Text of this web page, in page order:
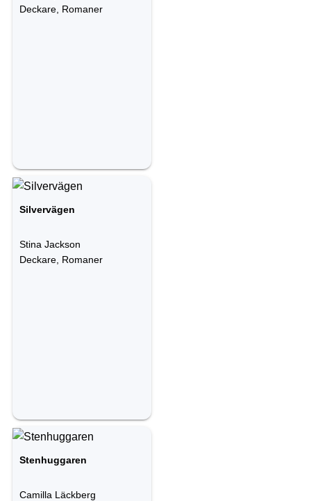
Deckare, Romaner
Silvervägen
Stina Jackson
Deckare, Romaner
Stenhuggaren
Camilla Läckberg